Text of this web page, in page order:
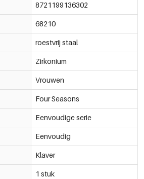
8721199136302
68210
roestvrij staal
Zirkonium
Vrouwen
Four Seasons
Eenvoudige serie
Eenvoudig
Klaver
1 stuk